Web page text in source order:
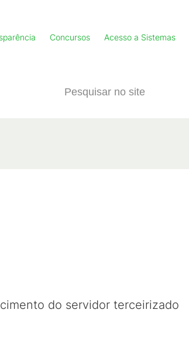
Concursos Acesso a Sistemas
do servidor terceirizado